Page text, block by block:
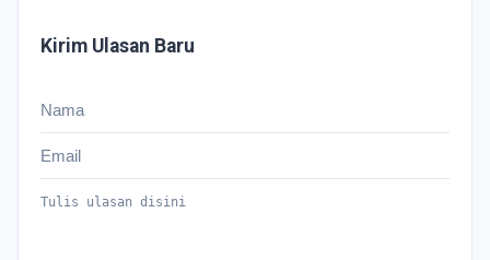
Kirim Ulasan Baru